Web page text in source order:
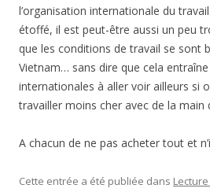
l’organisation internationale du
étoffé, il est peut-être aussi un peu
que les conditions de travail se sont
Vietnam… sans dire que cela
internationales à aller voir ailleurs si
travailler moins cher avec de la main
A chacun de ne pas acheter tout et
Cette entrée a été publiée dans